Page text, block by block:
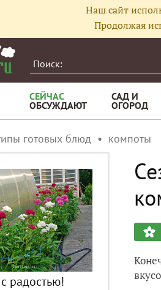
Наш сайт
Продолжая
СЕЙЧАС
ОБСУЖДАЮТ
САД И
ОГОРОД
готовых блюд компоты
радостью!